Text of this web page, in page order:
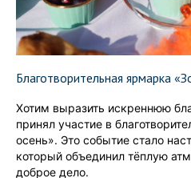
Благотворительная ярмарка
Хотим выразить искреннюю
принял участие в
осень». Это событие стало
который объединил тёплую
доброе дело.